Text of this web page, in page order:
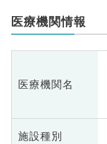
医療機関情報
医療機関名
施設種別